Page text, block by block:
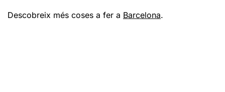
Descobreix més coses a fer a Barcelona.